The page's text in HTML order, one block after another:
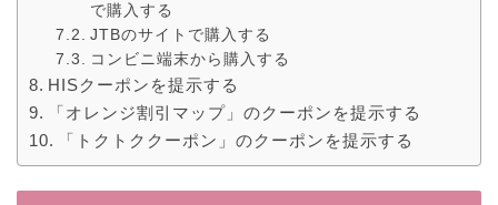
で購入する
JTBのサイトで購入する
コンビニ端末から購入する
HISクーポンを提示する
「オレンジ割引マップ」のクーポンを提示する
「トクトククーポン」のクーポンを提示する